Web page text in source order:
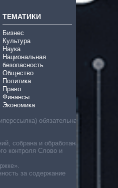
ТЕМАТИКИ
Бизнес
Культура
Наука
Национальная
безопасность
Общество
Политика
Право
Финансы
Экономика
обязательна
собрана и обработана
контроля Слово и
за содержание